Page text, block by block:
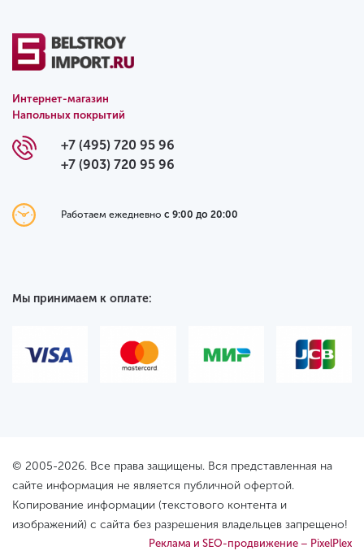
Интернет-магазин
Напольных покрытий
+7 (495) 720 95 96
+7 (903) 720 95 96
Работаем ежедневно с 9:00 до 20:00
Мы принимаем к оплате:
© 2005-2026. Все права защищены. Вся представленная на
сайте информация не является публичной офертой.
Копирование информации (текстового контента и
изображений) с сайта без разрешения владельцев запрещено!
Реклама и SEO-продвижение – PixelPlex